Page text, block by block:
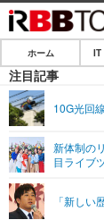
ホーム
IT・デジタル
ネ
ショッ
SPEED TEST
エンタメ
エンタ
ライフ
ホーム
注目記事
10G光回
新体制の
目ライブ
「新し